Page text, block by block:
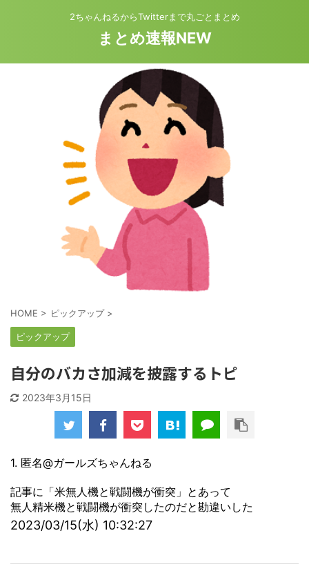
2ちゃんねるからTwitterまで丸ごとまとめ
まとめ速報NEW
HOME > ピックアップ >
ピックアップ
自分のバカさ加減を披露するトピ
2023年3月15日
1. 匿名@ガールズちゃんねる
記事に「米無人機と戦闘機が衝突」とあって
無人精米機と戦闘機が衝突したのだと勘違いした
2023/03/15(水) 10:32:27